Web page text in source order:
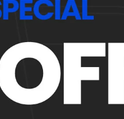
en los alerones para
el que pasan los autos
de 5,3 kg para todos los
que ningún alerón
incluido los